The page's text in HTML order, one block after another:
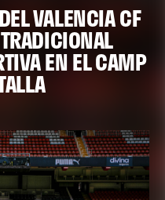
VALENCIA CF
EN EL CAMP